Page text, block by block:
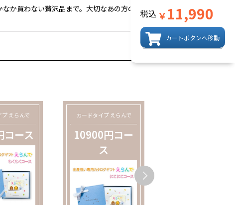
税込 ￥11,990
カートボタンへ移動
か買わない贅沢品まで。大切なあの方の育
プ えらんで
ース
カードタイプ えらんで
10900円コー
ス